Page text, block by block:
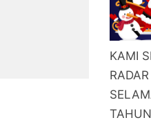
KAMI